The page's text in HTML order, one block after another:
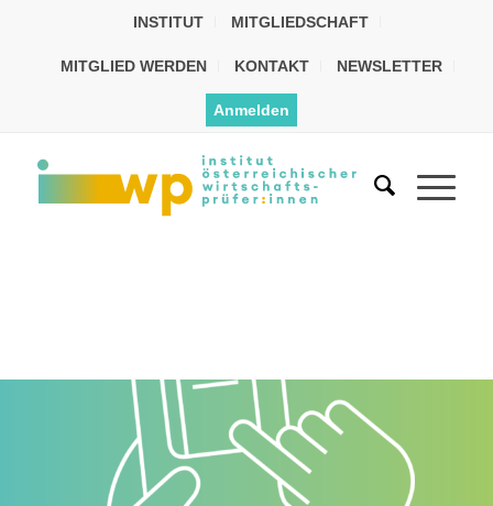
INSTITUT MITGLIEDSCHAFT
MITGLIED WERDEN KONTAKT NEWSLETTER
Anmelden